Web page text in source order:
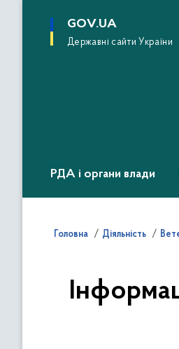
основного
GOV.UA
Державні сайти України
РДА і органи влади
Головна Діяльність